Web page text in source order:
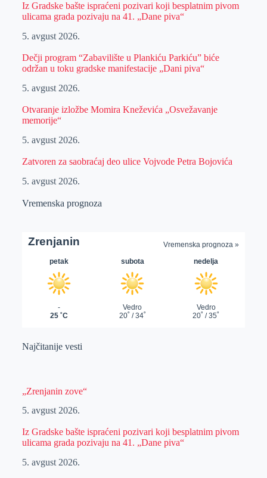
Iz Gradske bašte ispraćeni pozivari koji besplatnim pivom
ulicama grada pozivaju na 41. „Dane piva“
5. avgust 2026.
Dečji program “Zabavilište u Plankiću Parkiću” biće
održan u toku gradske manifestacije „Dani piva“
5. avgust 2026.
Otvaranje izložbe Momira Kneževića „Osvežavanje
memorije“
5. avgust 2026.
Zatvoren za saobraćaj deo ulice Vojvode Petra Bojovića
5. avgust 2026.
Vremenska prognoza
Najčitanije vesti
„Zrenjanin zove“
5. avgust 2026.
Iz Gradske bašte ispraćeni pozivari koji besplatnim pivom
ulicama grada pozivaju na 41. „Dane piva“
5. avgust 2026.